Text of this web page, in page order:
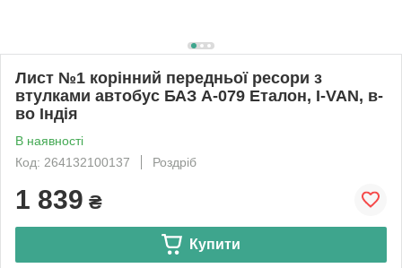
Лист №1 корінний передньої ресори з
втулками автобус БАЗ А-079 Еталон, I-VAN, в-
во Індія
В наявності
Код: 264132100137
Роздріб
1 839 ₴
Купити